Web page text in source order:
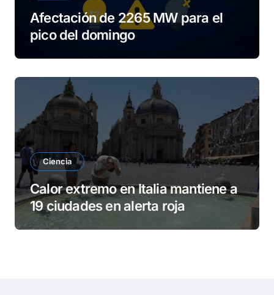
Afectación de 2265 MW para el
pico del domingo
Ciencia
Calor extremo en Italia mantiene a
19 ciudades en alerta roja